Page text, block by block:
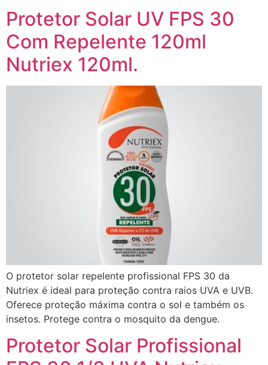
Protetor Solar UV FPS 30
Com Repelente 120ml
Nutriex 120ml.
O protetor solar repelente profissional FPS 30 da
Nutriex é ideal para proteção contra raios UVA e UVB.
Oferece proteção máxima contra o sol e também os
insetos. Protege contra o mosquito da dengue.
Protetor Solar Profissional